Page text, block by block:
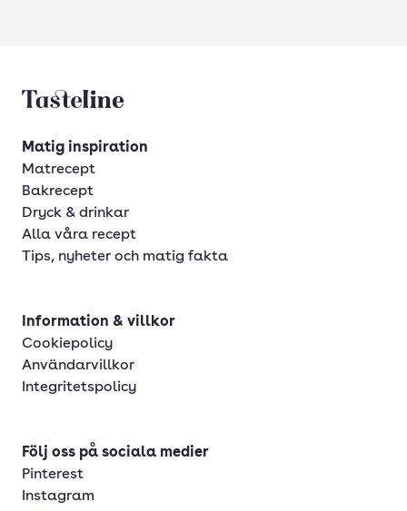
Tasteline startsida
Matig inspiration
Matrecept
Bakrecept
Dryck & drinkar
Alla våra recept
Tips, nyheter och matig fakta
Information & villkor
Cookiepolicy
Användarvillkor
Integritetspolicy
Följ oss på sociala medier
Pinterest
Instagram